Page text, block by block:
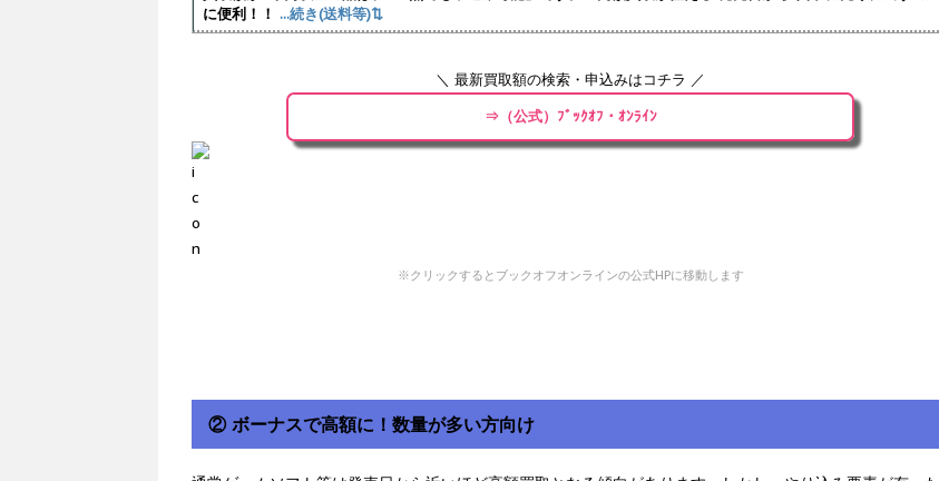
に便利！！ ...続き(送料等)⇅
＼ 最新買取額の検索・申込みはコチラ ／
⇒（公式）ﾌﾞｯｸｵﾌ・ｵﾝﾗｲﾝ
※クリックするとブックオフオンラインの公式HPに移動します
② ボーナスで高額に！数量が多い方向け